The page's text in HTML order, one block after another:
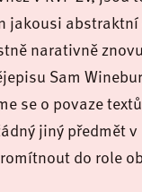
narativně
Sam
se o povaze
jiný předmět
do role